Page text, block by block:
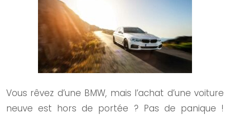
Vous rêvez d’une BMW, mais l’achat d’une voiture
neuve est hors de portée ? Pas de panique !